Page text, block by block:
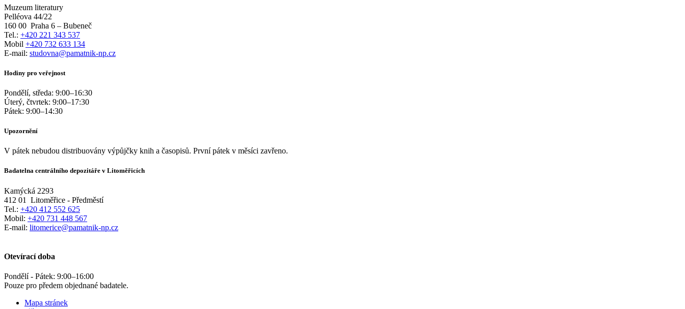
Muzeum literatury
Pelléova 44/22
160 00 Praha 6 – Bubeneč
Tel.: +420 221 343 537
Mobil +420 732 633 134
E-mail: studovna@pamatnik-np.cz
Hodiny pro veřejnost
Pondělí, středa: 9:00–16:30
Úterý, čtvrtek: 9:00–17:30
Pátek: 9:00–14:30
Upozornění
V pátek nebudou distribuovány výpůjčky knih a časopisů. První pátek v měsíci zavřeno.
Badatelna centrálního depozitáře v Litoměřicích
Kamýcká 2293
412 01
Litoměřice - Předměstí
Tel.: +420 412 552 625
Mobil: +420 731 448 567
E-mail: litomerice@pamatnik-np.cz
Otevírací doba
Pondělí - Pátek: 9:00–16:00
Pouze pro předem objednané badatele.
Mapa stránek